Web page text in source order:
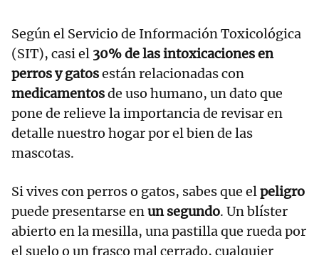
Según el Servicio de Información Toxicológica
(SIT), casi el 30% de las intoxicaciones en
perros y gatosestán relacionadas con
medicamentosde uso humano, un dato que
pone de relieve la importancia de revisar en
detalle nuestro hogar por el bien de las
mascotas.
Si vives con perros o gatos, sabes que elpeligro
puede presentarse enun segundo. Un blíster
abierto en la mesilla, una pastilla que rueda por
el suelo o un frasco mal cerrado, cualquier